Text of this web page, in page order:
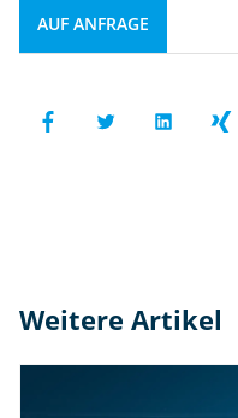
AUF ANFRAGE
Weitere Artikel